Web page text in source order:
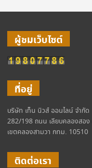
ผู้ชมเว็บไซต์
ที่อยู่
บริษัท เท็น นิวส์ ออนไลน์ จำกัด
282/198 ถนน เลียบคลองสอง
เขตคลองสามวา กทม. 10510
ติดต่อเรา